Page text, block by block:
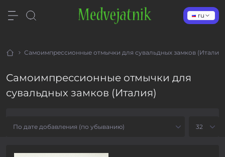
ru
Самоимпрессионные отмычки для сувальдных замков (Италия)
Самоимпрессионные отмычки для
сувальдных замков (Италия)